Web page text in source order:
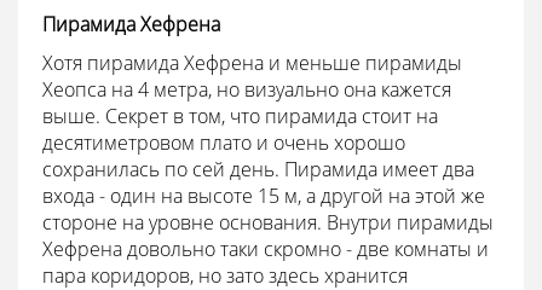
Пирамида Хефрена
Хотя пирамида Хефрена и меньше пирамиды
Хеопса на 4 метра, но визуально она кажется
выше. Секрет в том, что пирамида стоит на
десятиметровом плато и очень хорошо
сохранилась по сей день. Пирамида имеет два
входа - один на высоте 15 м, а другой на этой же
стороне на уровне основания. Внутри пирамиды
Хефрена довольно таки скромно - две комнаты и
пара коридоров, но зато здесь хранится